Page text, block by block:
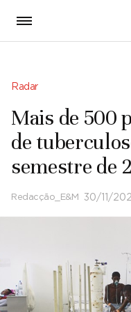
Radar
Mais de 500
de
semestre de
Redacção_E&M 30/11/